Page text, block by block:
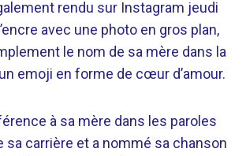
rendu sur Instagram jeudi
avec une photo en gros plan,
le nom de sa mère dans la
emoji en forme de cœur d’amour.
à sa mère dans les paroles
sa carrière et a nommé sa chanson